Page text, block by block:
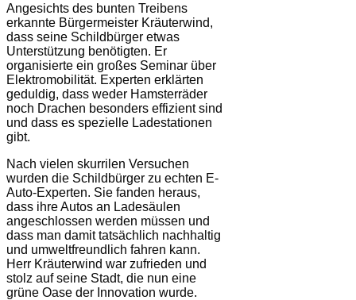
Angesichts des bunten Treibens
erkannte Bürgermeister Kräuterwind,
dass seine Schildbürger etwas
Unterstützung benötigten. Er
organisierte ein großes Seminar über
Elektromobilität. Experten erklärten
geduldig, dass weder Hamsterräder
noch Drachen besonders effizient sind
und dass es spezielle Ladestationen
gibt.
Nach vielen skurrilen Versuchen
wurden die Schildbürger zu echten E-
Auto-Experten. Sie fanden heraus,
dass ihre Autos an Ladesäulen
angeschlossen werden müssen und
dass man damit tatsächlich nachhaltig
und umweltfreundlich fahren kann.
Herr Kräuterwind war zufrieden und
stolz auf seine Stadt, die nun eine
grüne Oase der Innovation wurde.